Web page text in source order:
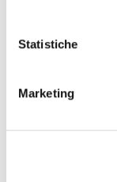
Statistiche
Marketing
Il calo